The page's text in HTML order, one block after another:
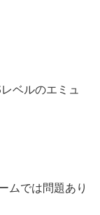
ベルのエミュ
ムでは問題あり